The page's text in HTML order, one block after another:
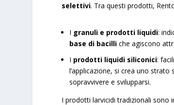
selettivi. Tra questi prodotti,
I granuli e prodotti liquidi:
base di bacilli che agiscono
I prodotti liquidi siliconici:
l’applicazione, si crea uno strato
sopravvivere e svilupparsi.
I prodotti larvicidi tradizionali sono